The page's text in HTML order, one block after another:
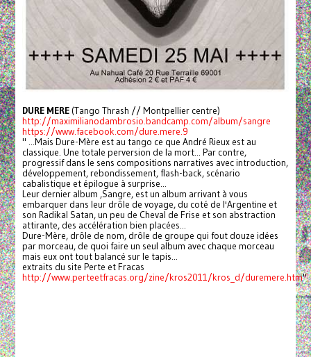
DURE MERE(Tango Thrash // Montpellier centre)
http://maximilianodambrosio.bandcamp.com/album/sangre
https://www.facebook.com/dure.mere.9
" ...Mais Dure-Mère est au tango ce que André Rieux est au
classique. Une totale perversion de la mort... Par contre,
progressif dans le sens compositions narratives avec introduction,
développement, rebondissement, flash-back, scénario
cabalistique et épilogue à surprise...
Leur dernier album ,Sangre, est un album arrivant à vous
embarquer dans leur drôle de voyage, du coté de l'Argentine et
son Radikal Satan, un peu de Cheval de Frise et son abstraction
attirante, des accélération bien placées...
Dure-Mère, drôle de nom, drôle de groupe qui fout douze idées
par morceau, de quoi faire un seul album avec chaque morceau
mais eux ont tout balancé sur le tapis...
extraits du site Perte et Fracas
http://www.perteetfracas.org/zine/kros2011/kros_d/duremere.htm"